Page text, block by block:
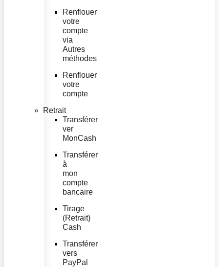
Renflouer
votre
compte
via
Autres
méthodes
Renflouer
votre
compte
Retrait
Transférer
ver
MonCash
Transférer
à
mon
compte
bancaire
Tirage
(Retrait)
Cash
Transférer
vers
PayPal